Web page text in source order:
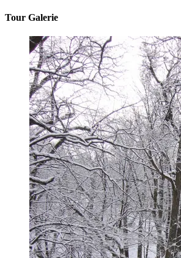
Tour Galerie